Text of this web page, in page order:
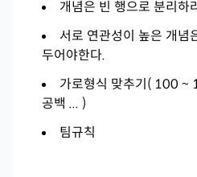
개념은 빈 행으로 분리하
서로 연관성이 높은 개념
두어야한다.
가로형식 맞추기( 100 ~
공백 ... )
팀규칙